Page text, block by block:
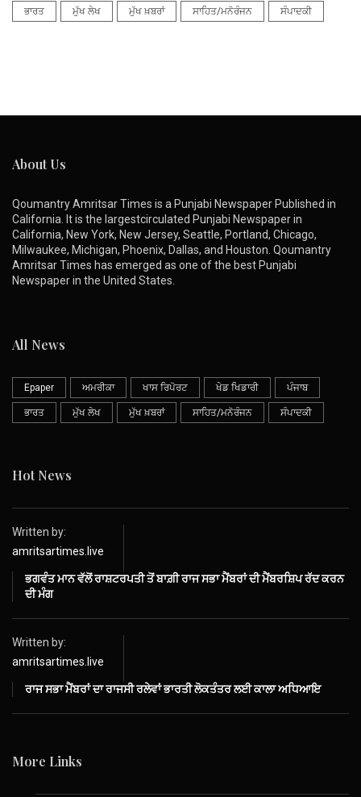
ਭਾਰਤ ਮੁੱਖ ਲੇਖ ਮੁੱਖ ਖ਼ਬਰਾਂ ਸਾਹਿਤ/ਮਨੋਰੰਜਨ ਸੰਪਾਦਕੀ
About Us
Qoumantry Amritsar Times is a Punjabi Newspaper Published in
California. It is the largestcirculated Punjabi Newspaper in
California, New York, New Jersey, Seattle, Portland, Chicago,
Milwaukee, Michigan, Phoenix, Dallas, and Houston. Qoumantry
Amritsar Times has emerged as one of the best Punjabi
Newspaper in the United States.
All News
Epaper ਅਮਰੀਕਾ ਖਾਸ ਰਿਪੋਰਟ ਖੇਡ ਖਿਡਾਰੀ ਪੰਜਾਬ
ਭਾਰਤ ਮੁੱਖ ਲੇਖ ਮੁੱਖ ਖ਼ਬਰਾਂ ਸਾਹਿਤ/ਮਨੋਰੰਜਨ ਸੰਪਾਦਕੀ
Hot News
Written by:
amritsartimes.live
ਭਗਵੰਤ ਮਾਨ ਵੱਲੋਂ ਰਾਸ਼ਟਰਪਤੀ ਤੋਂ ਬਾਗ਼ੀ ਰਾਜ ਸਭਾ ਮੈਂਬਰਾਂ ਦੀ ਮੈਂਬਰਸ਼ਿਪ ਰੱਦ ਕਰਨ
ਦੀ ਮੰਗ
Written by:
amritsartimes.live
ਰਾਜ ਸਭਾ ਮੈਂਬਰਾਂ ਦਾ ਰਾਜਸੀ ਰਲੇਵਾਂ ਭਾਰਤੀ ਲੋਕਤੰਤਰ ਲਈ ਕਾਲਾ ਅਧਿਆਇ
More Links